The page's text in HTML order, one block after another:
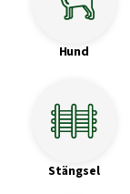
Hund
Stängsel